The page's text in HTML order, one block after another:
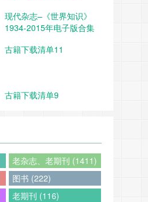
现代杂志–《世界知识》
1934-2015年电子版合集
古籍下载清单11
古籍下载清单9
老杂志、老期刊 (1411)
图书 (222)
老期刊 (116)